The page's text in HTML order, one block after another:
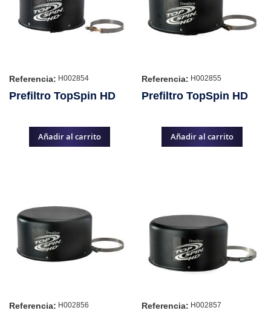
Referencia: H002854
Prefiltro TopSpin HD
Añadir al carrito
Referencia: H002855
Prefiltro TopSpin HD
Añadir al carrito
Referencia: H002856 Referencia: H002857